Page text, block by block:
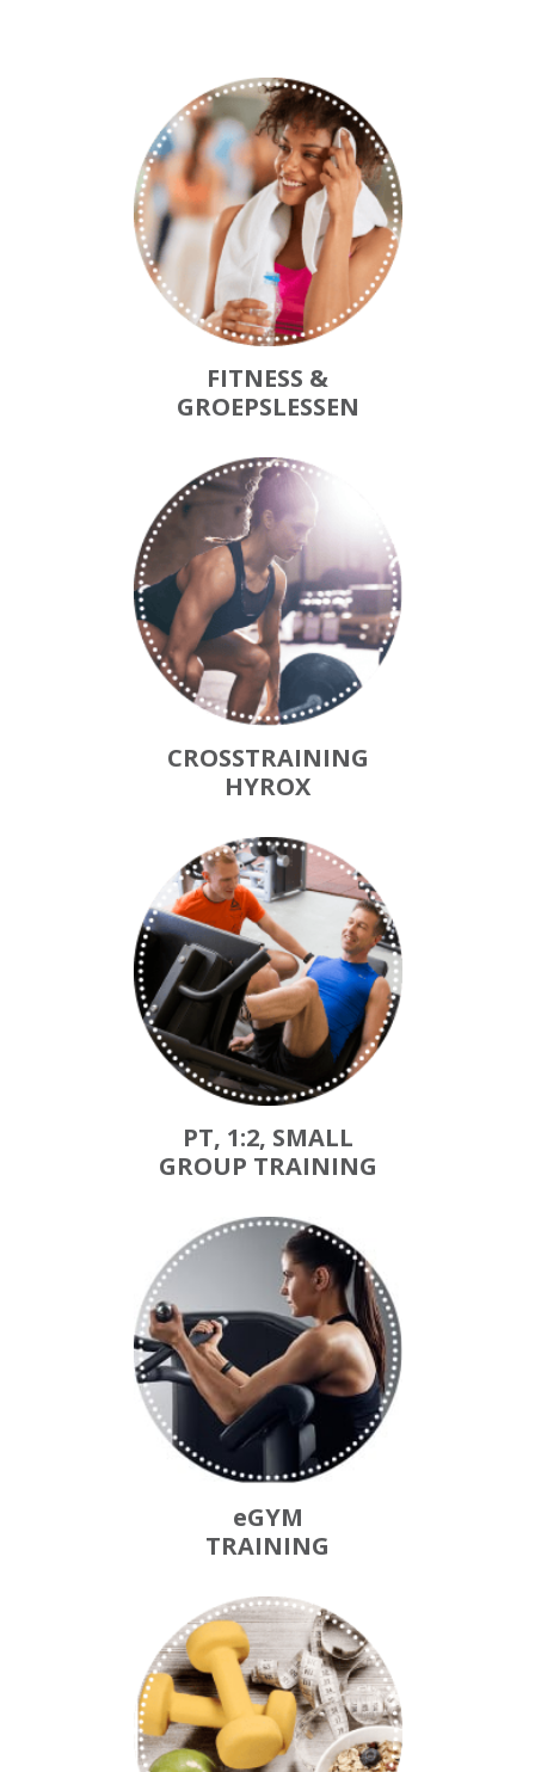
FITNESS &
GROEPSLESSEN
CROSSTRAINING
HYROX
PT, 1:2, SMALL
GROUP TRAINING
eGYM
TRAINING